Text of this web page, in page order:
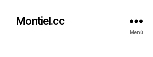
Montiel.cc
Menú